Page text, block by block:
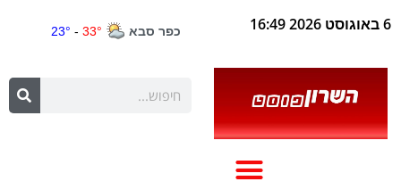
6 באוגוסט 2026 16:49